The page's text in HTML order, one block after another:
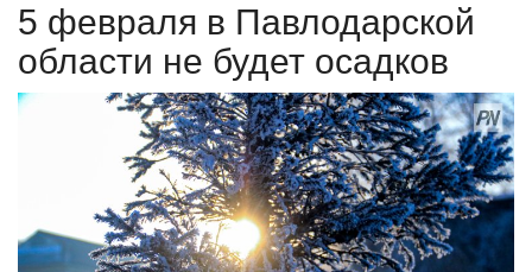
ПАВЛОДАРСКАЯ ОБЛАСТЬ
КАЗАХСТАН
СПЕЦПРОЕКТЫ
5 февраля в Павлодарской
области не будет осадков